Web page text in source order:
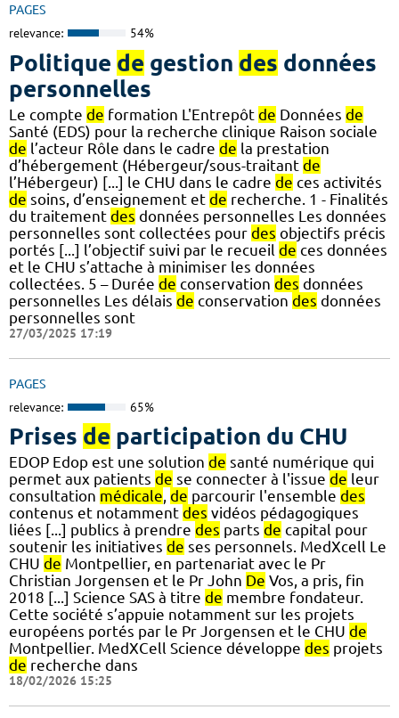
PAGES
relevance: 54%
Politique de gestion des données
personnelles
Le compte de formation L'Entrepôt de Données de
Santé (EDS) pour la recherche clinique Raison sociale
de l’acteur Rôle dans le cadre de la prestation
d’hébergement (Hébergeur/sous-traitant de
l’Hébergeur) [...] le CHU dans le cadre de ces activités
de soins, d’enseignement et de recherche. 1 - Finalités
du traitement des données personnelles Les données
personnelles sont collectées pour des objectifs précis
portés [...] l’objectif suivi par le recueil de ces données
et le CHU s’attache à minimiser les données
collectées. 5 – Durée de conservation des données
personnelles Les délais de conservation des données
personnelles sont
27/03/2025 17:19
PAGES
relevance: 65%
Prises de participation du CHU
EDOP Edop est une solution de santé numérique qui
permet aux patients de se connecter à l'issue de leur
consultation médicale, de parcourir l'ensemble des
contenus et notamment des vidéos pédagogiques
liées [...] publics à prendre des parts de capital pour
soutenir les initiatives de ses personnels. MedXcell Le
CHU de Montpellier, en partenariat avec le Pr
Christian Jorgensen et le Pr John De Vos, a pris, fin
2018 [...] Science SAS à titre de membre fondateur.
Cette société s’appuie notamment sur les projets
européens portés par le Pr Jorgensen et le CHU de
Montpellier. MedXCell Science développe des projets
de recherche dans
18/02/2026 15:25